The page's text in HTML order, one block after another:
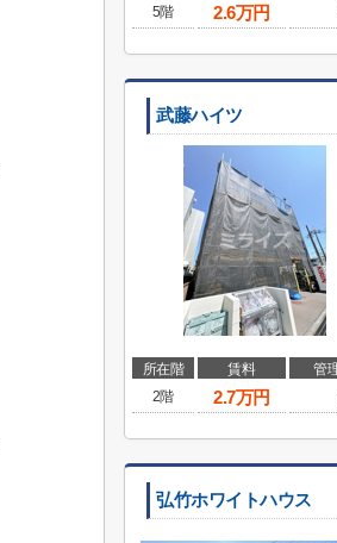
5階
2.6万円
武藤ハイツ
所在階 賃料 管
2階
2.7万円
弘竹ホワイトハウス